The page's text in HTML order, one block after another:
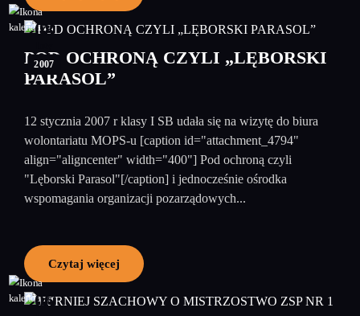
08
2007
POD OCHRONĄ CZYLI „LĘBORSKI
PARASOL”
12 stycznia 2007 r klasy I SB udała się na wizytę do biura
wolontariatu MOPS-u [caption id="attachment_4794"
align="aligncenter" width="400"] Pod ochroną czyli
"Lęborski Parasol"[/caption] i jednocześnie ośrodka
wspomagania organizacji pozarządowych...
Czytaj więcej
06